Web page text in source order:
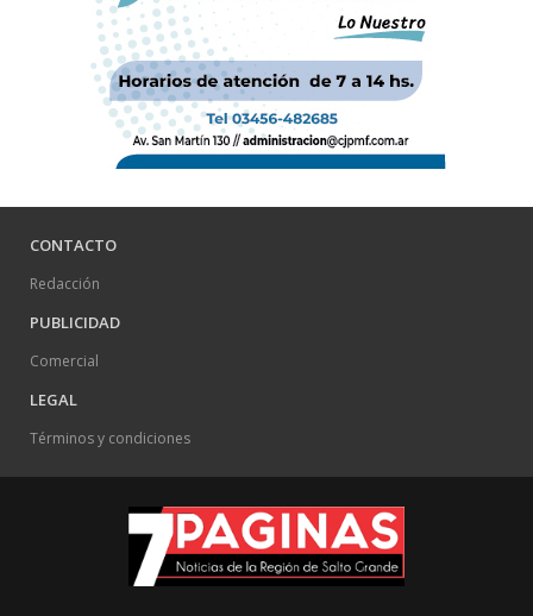
CONTACTO
Redacción
PUBLICIDAD
Comercial
LEGAL
Términos y condiciones